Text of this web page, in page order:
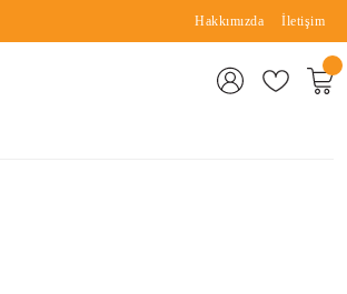
Hakkımızda İletişim